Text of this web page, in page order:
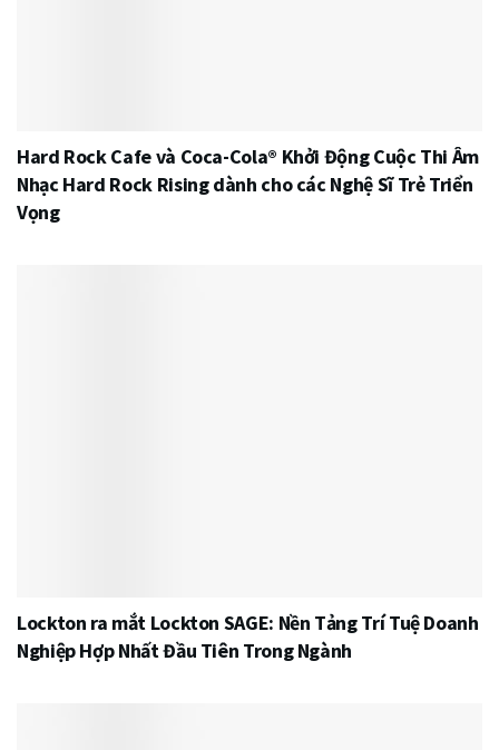
Hard Rock Cafe và Coca-Cola® Khởi Động Cuộc Thi Âm
Nhạc Hard Rock Rising dành cho các Nghệ Sĩ Trẻ Triển
Vọng
Lockton ra mắt Lockton SAGE: Nền Tảng Trí Tuệ Doanh
Nghiệp Hợp Nhất Đầu Tiên Trong Ngành